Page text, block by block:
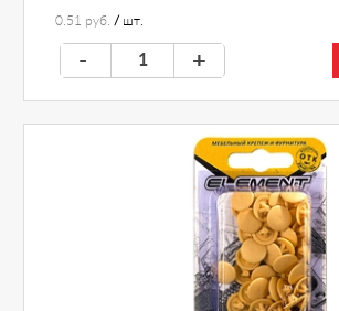
0.51 руб. / шт.
- +